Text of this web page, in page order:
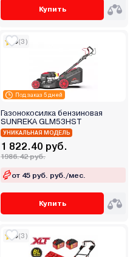
Купить
Под заказ 5 дней
5(3)
Газонокосилка бензиновая
SUNREKA GLM53HST
УНИКАЛЬНАЯ МОДЕЛЬ
1 822.40 руб.
1986.42 руб.
от 45 руб. руб./мес.
Купить
5(3)